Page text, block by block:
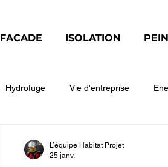
FACADE ISOLATION
Hydrofuge Vie d'entreprise
L’équipe Habitat Projet
25 janv.